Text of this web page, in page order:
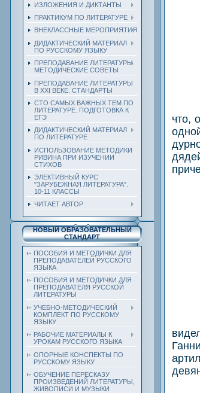
ИЗЛОЖЕНИЯ И ДИКТАНТЫ
ПРАКТИКУМ ПО ЛИТЕРАТУРЕ
ВНЕКЛАССНЫЕ МЕРОПРИЯТИЯ
ДИДАКТИЧЕСКИЙ МАТЕРИАЛ
ПО РУССКОМУ ЯЗЫКУ
ПРЕПОДАВАНИЕ ЛИТЕРАТУРЫ.
МЕТОДИЧЕСКИЕ СОВЕТЫ
ПРЕПОДАВАНИЕ ЛИТЕРАТУРЫ
В XXI ВЕКЕ. СТАНДАРТЫ
СТО САМЫХ ВАЖНЫХ ТЕМ ПО
ЛИТЕРАТУРЕ. ПОДГОТОВКА К
ЕГЭ
ДИДАКТИЧЕСКИЙ МАТЕРИАЛ
ПО ЛИТЕРАТУРЕ
ИСПОЛЬЗОВАНИЕ МЕТОДИКИ
РИВИНА ПРИ ИЗУЧЕНИИ
СТИХОВ
ЭЛЕКТИВНЫЙ КУРС
"ЗАРУБЕЖНАЯ ЛИТЕРАТУРА".
10-11 КЛАССЫ
ЧИТАЕТ АВТОР
НОВЫЙ ОБРАЗОВАТЕЛЬНЫЙ
СТАНДАРТ
ПОСОБИЯ И МЕТОДИЧКИ ДЛЯ
ПРЕПОДАВАТЕЛЕЙ РУССКОГО
ЯЗЫКА
ПОСОБИЯ И МЕТОДИЧКИ ДЛЯ
ПРЕПОДАВАТЕЛЯ РУССКОЙ
ЛИТЕРАТУРЫ
УЧЕБНО-МЕТОДИЧЕСКИЙ
КОМПЛЕКТ ПО РУССКОМУ
ЯЗЫКУ
РАБОЧИЕ МАТЕРИАЛЫ К
УРОКАМ РУССКОГО ЯЗЫКА
ОПОРНЫЕ КОНСПЕКТЫ ПО
РУССКОМУ ЯЗЫКУ
ОБУЧЕНИЕ ПЕРЕСКАЗУ
ПРОИЗВЕДЕНИЙ ЛИТЕРАТУРЫ,
ЖИВОПИСИ И МУЗЫКИ
что,